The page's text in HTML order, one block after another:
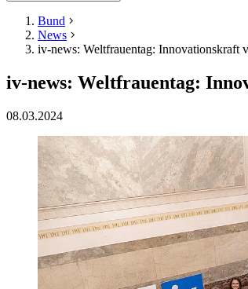
Bund
News
iv-news: Weltfrauentag: Innovationskraft
iv-news: Weltfrauentag:
08.03.2024